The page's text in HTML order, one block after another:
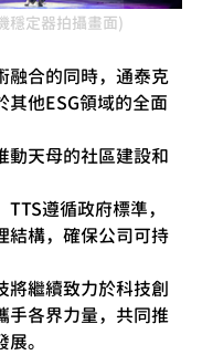
穩定器拍攝畫面)
融合的同時，通泰克
其他ESG領域的全面
動天母的社區建設和
遵循政府標準，
結構，確保公司可持
將繼續致力於科技創
手各界力量，共同推
。